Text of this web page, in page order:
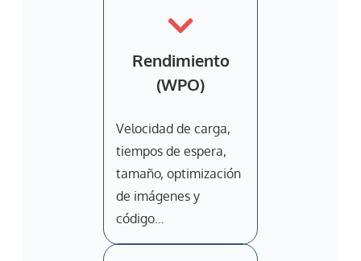
Rendimiento
(WPO)
Velocidad de carga,
tiempos de espera,
tamaño, optimización
de imágenes y
código…